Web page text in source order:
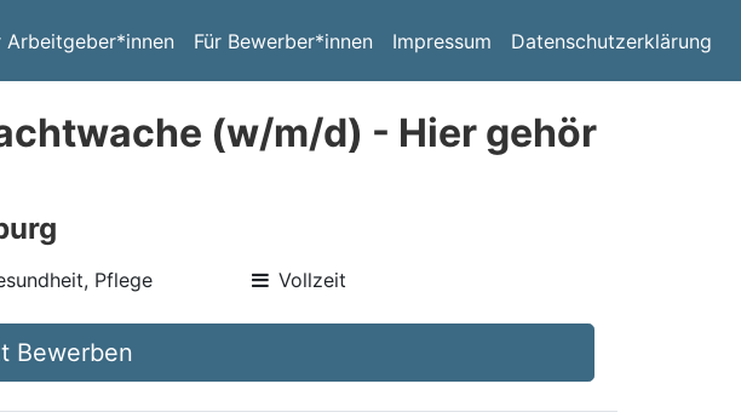
Arbeitgeber*innen Für Bewerber*innen Impressum Datenschutzerklärung
(w/m/d) - Hier gehör
Pflege Vollzeit
Bewerben